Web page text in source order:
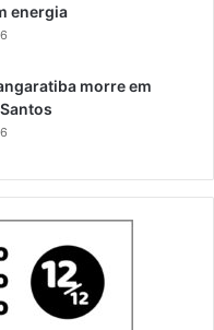
energia
morre em